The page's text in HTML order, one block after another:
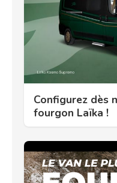
Configurez dès
fourgon Laïka !